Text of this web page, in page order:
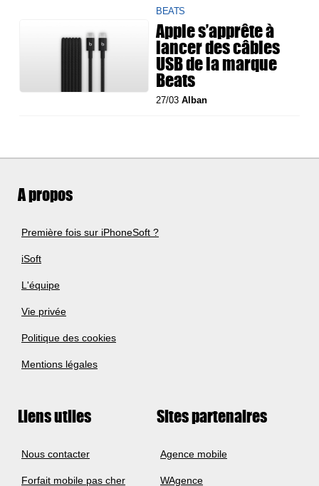
BEATS
Apple s’apprête à
lancer des câbles
USB de la marque
Beats
27/03Alban
A propos
Première fois sur iPhoneSoft ?
iSoft
L'équipe
Vie privée
Politique des cookies
Mentions légales
Liens utiles
Nous contacter
Forfait mobile pas cher
Sites partenaires
Agence mobile
WAgence